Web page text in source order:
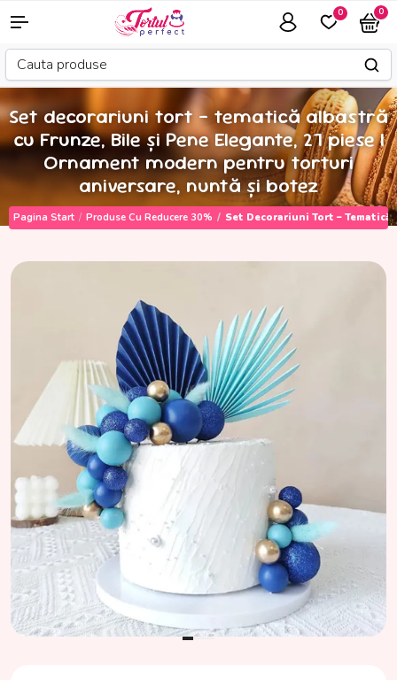
0 0
Set decorariuni tort – tematică albastră
cu Frunze, Bile și Pene Elegante, 27 piese |
Ornament modern pentru torturi
aniversare, nuntă și botez
Pagina Start Produse Cu Reducere 30% Set Decorariuni Tort –